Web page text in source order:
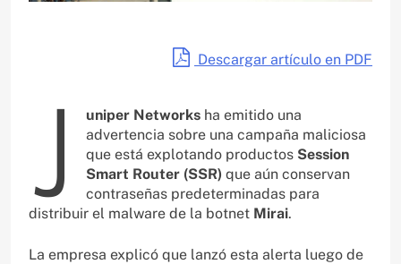
Descargar artículo en PDF
J uniper Networks ha emitido una
advertencia sobre una campaña maliciosa
que está explotando productos Session
Smart Router (SSR) que aún conservan
contraseñas predeterminadas para
distribuir el malware de la botnet Mirai.
La empresa explicó que lanzó esta alerta luego de